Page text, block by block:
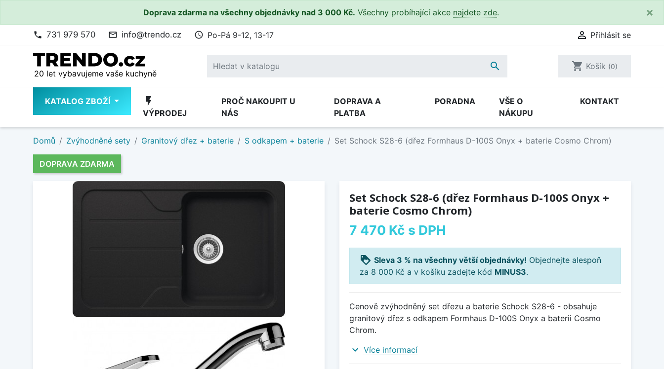
Doprava zdarma na všechny objednávky nad 3 000 Kč. Všechny probíhající akce najdete zde. ×
phone 731 979 570 mail_outline info@trendo.cz access_time Po-Pá 9-12, 13-17  Přihlásit se
20 let vybavujeme vaše kuchyně
 shopping_cart Košík (0)
KATALOG ZBOŽÍ flash_on
VÝPRODEJ
PROČ NAKOUPIT U
NÁS
DOPRAVA A
PLATBA
PORADNA
VŠE O
NÁKUPU
KONTAKT
Domů Zvýhodněné sety Granitový dřez + baterie S odkapem + baterie Set Schock S28-6 (dřez Formhaus D-100S Onyx + baterie Cosmo Chrom)
DOPRAVA ZDARMA
Set Schock S28-6 (dřez Formhaus D-100S Onyx +
baterie Cosmo Chrom)
7 470 Kč s DPH
loyalty Sleva 3 % na všechny větší objednávky! Objednejte alespoň
za 8 000 Kč a v košíku zadejte kód MINUS3.
Cenově zvýhodněný set dřezu a baterie Schock S28-6 - obsahuje
granitový dřez s odkapem Formhaus D-100S Onyx a baterii Cosmo
Chrom.
expand_more Více informací